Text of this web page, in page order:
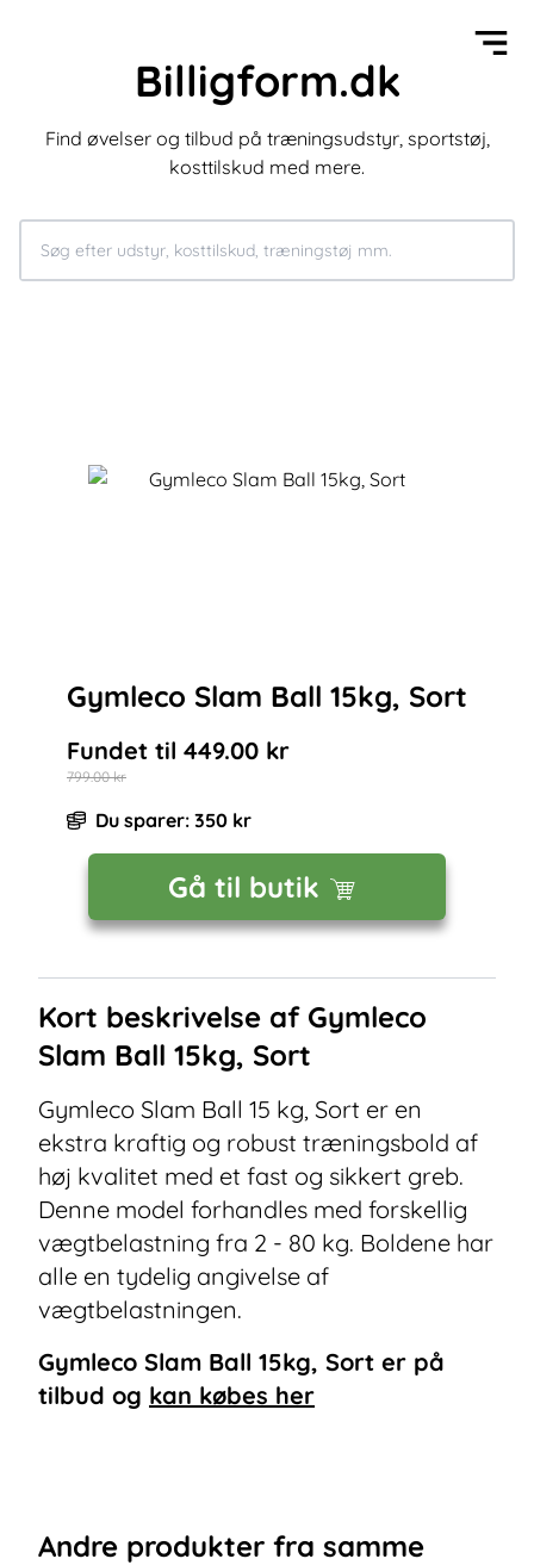
Billigform.dk
Find øvelser og tilbud på træningsudstyr, sportstøj,
kosttilskud med mere.
Gymleco Slam Ball 15kg, Sort
Fundet til 449.00 kr
799.00kr
Du sparer: 350 kr
Gå til butik
Kort beskrivelse af Gymleco
Slam Ball 15kg, Sort
Gymleco Slam Ball 15 kg, Sort er en
ekstra kraftig og robust træningsbold af
høj kvalitet med et fast og sikkert greb.
Denne model forhandles med forskellig
vægtbelastning fra 2 - 80 kg. Boldene har
alle en tydelig angivelse af
vægtbelastningen.
Gymleco Slam Ball 15kg, Sort er på
tilbud og kan købes her
Andre produkter fra samme